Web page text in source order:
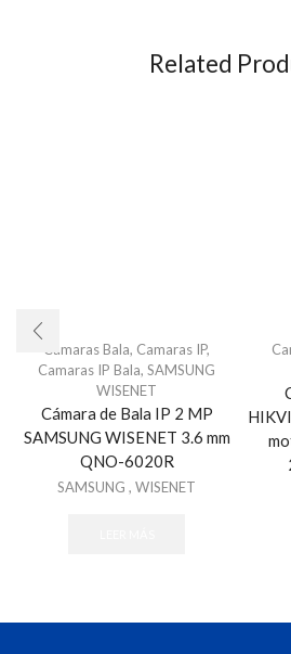
Related
Cámaras Bala, Camaras IP,
Camaras IP Bala, SAMSUNG
WISENET
Cámara de Bala IP 2 MP
SAMSUNG WISENET 3.6 mm
QNO-6020R
SAMSUNG , WISENET